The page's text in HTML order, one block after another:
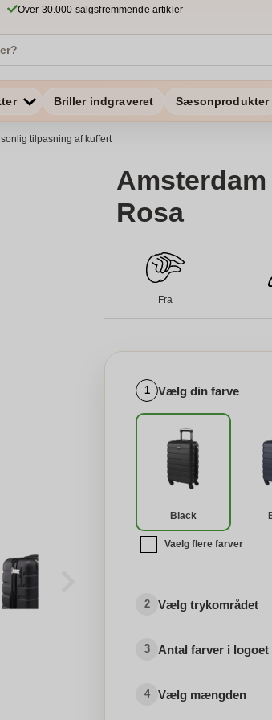
Over 30.000 salgsfremmende artikler
Briller indgraveret Sæsonprodukter
tilpasning af kuffert
Rosa
Fra
1 Vælg din farve
Black
Vaelg flere farver
2 Vælg trykområdet
3 Antal farver i logoet
4 Vælg mængden